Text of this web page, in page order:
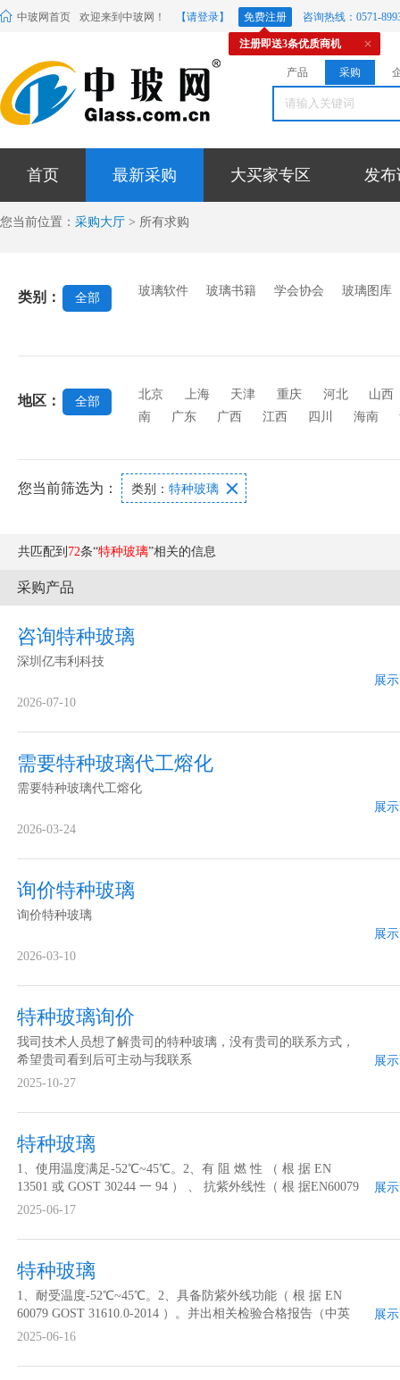
中玻网首页 欢迎来到中玻网！ 【请登录】 免费注册 咨询热线：0571-
注册即送3条优质商机
产品 采购
首页 最新采购 大买家专区 发布
您当前位置： 采购大厅 > 所有求购
类别： 全部
玻璃软件 玻璃书籍 学会协会 玻璃图库
地区： 全部
北京 上海 天津 重庆 河北
山西
南
广东 广西 江西 四川 海南
您当前筛选为： 类别： 特种玻璃 
共匹配到 72条“特种玻璃”相关的信息
采购产品
咨询特种玻璃
深圳亿韦利科技
展
2026-07-10
需要特种玻璃代工熔化
需要特种玻璃代工熔化
展
2026-03-24
询价特种玻璃
询价特种玻璃
展
2026-03-10
特种玻璃询价
我司技术人员想了解贵司的特种玻璃，没有贵司的联系方式，
希望贵司看到后可主动与我联系
展
2025-10-27
特种玻璃
1、使用温度满足-52℃~45℃。2、有 阻 燃 性 （ 根 据 EN
13501 或 GOST 30244 一 94 ） 、 抗紫外线性（ 根 据EN60079
GOST 31610.0-2014 ） 和防静电性（根 据EN60079GOST
以上要求的检验报告
展
2025-06-17
特种玻璃
1、耐受温度-52℃~45℃。2、具备防紫外线功能（ 根 据 EN
60079 GOST 31610.0-2014 ）。并出相关检验合格报告（中英
文）
展
2025-06-16